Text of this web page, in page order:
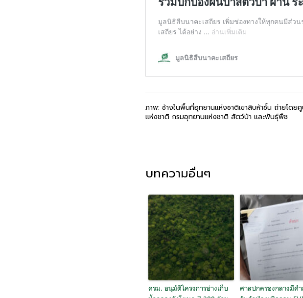
ภาพ: ช้างในพื้นที่อุทยานแห่งชาติเขาสิบห้าชั้น ถ่ายโด
แห่งชาติ กรมอุทยานแห่งชาติ สัตว์ป่า และพันธุ์พืช
บทความอื่นๆ
ครม. อนุมัติโครงการอ่างเก็บ
ศาลปกครองกลางมีคำ